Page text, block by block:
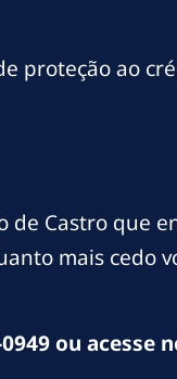
proteção ao
de Castro que
mais cedo
ou